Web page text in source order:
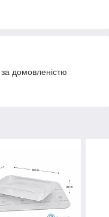
домовленістю